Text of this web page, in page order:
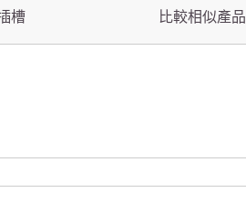
槽 比較相似產品